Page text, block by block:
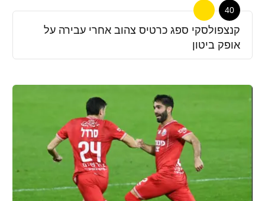
40
קנצפולסקי ספג כרטיס צהוב אחרי עבירה על
אופק ביטון